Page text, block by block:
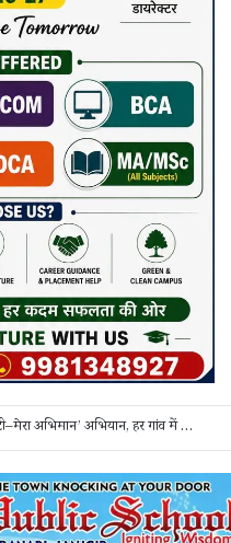
मुख्यमंत्री विष्णुदेव साय ने शुरू किया ‘मेरी बेटी–मेरा अभिमान’ अभियान, हर गांव में मुक्तिधाम और हर स्कूल में बालिका शौचालय